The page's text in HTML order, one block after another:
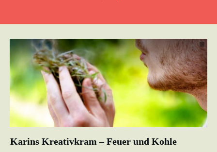
Karins Kreativkram – Feuer und Kohle